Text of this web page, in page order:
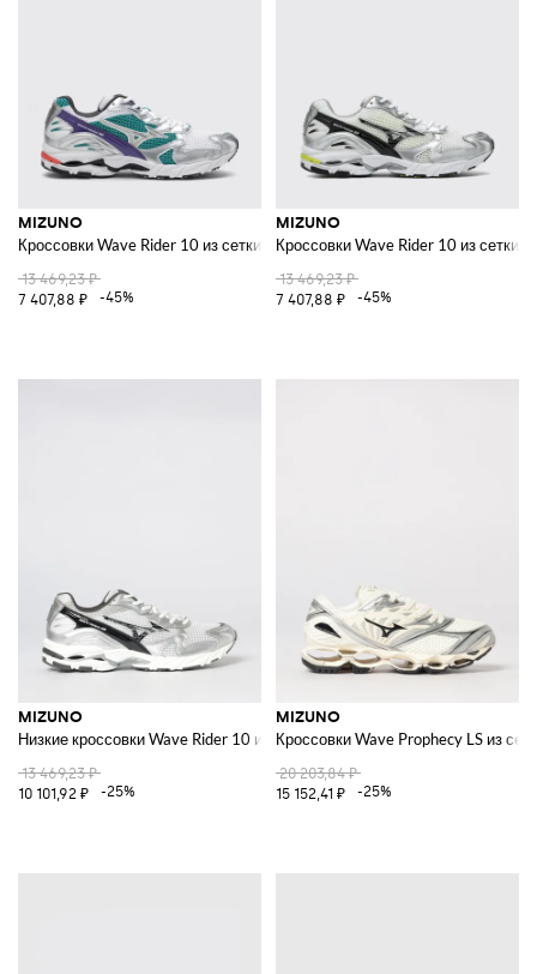
MIZUNO
Кроссовки Wave Rider 10 из сетки и резины
13 469,23 ₽
7 407,88 ₽
-45%
MIZUNO
Кроссовки Wave Rider 10 из сетки и
13 469,23 ₽
7 407,88 ₽
-45%
MIZUNO
Низкие кроссовки Wave Rider 10 из сетки с зубчатой подошвой
13 469,23 ₽
10 101,92 ₽
-25%
MIZUNO
Кроссовки Wave Prophecy LS из
20 203,84 ₽
15 152,41 ₽
-25%